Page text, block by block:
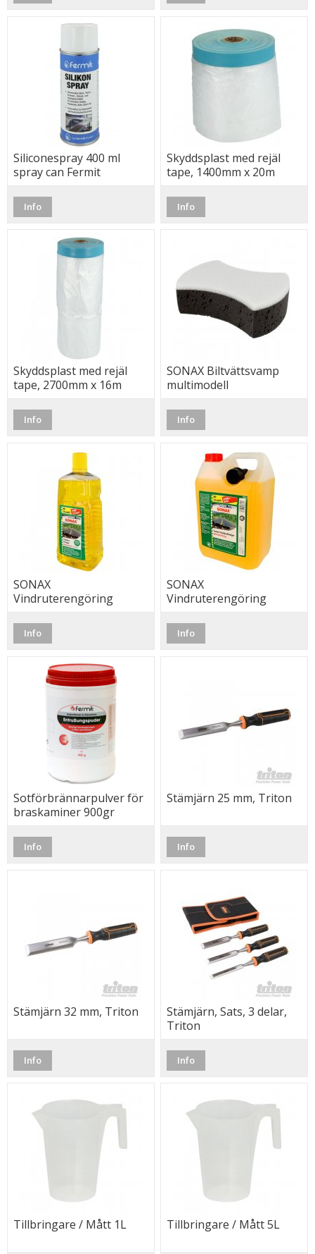
Siliconespray 400 ml
spray can Fermit
Info
Skyddsplast med rejäl
tape, 1400mm x 20m
Info
Skyddsplast med rejäl
tape, 2700mm x 16m
Info
SONAX Biltvättsvamp
multimodell
Info
SONAX
Vindruterengöring
Info
SONAX
Vindruterengöring
Info
Sotförbrännarpulver för
braskaminer 900gr
Info
Stämjärn 25 mm, Triton
Info
Stämjärn 32 mm, Triton
Info
Stämjärn, Sats, 3 delar,
Triton
Info
Tillbringare / Mått 1L Tillbringare / Mått 5L